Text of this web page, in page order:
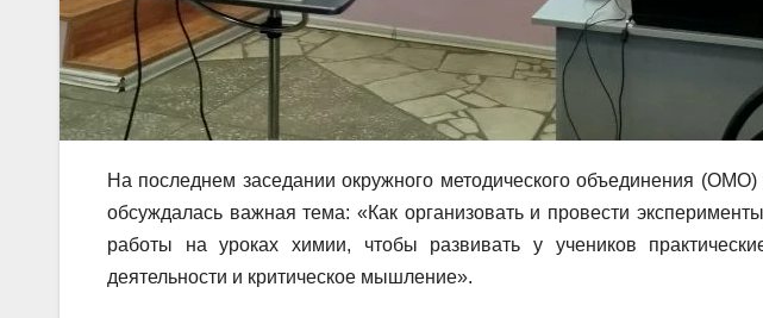
На последнем заседании окружного методического объединения
обсуждалась важная тема: «Как организовать и провести
работы на уроках химии, чтобы развивать у учеников
деятельности и критическое мышление».